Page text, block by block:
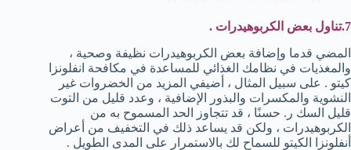
7.تناول
بعض الكربوهيدرات .
المضي قدما وإضافة بعض الكربوهيدرات نظيفة وصحية ،
والمغذيات في نظامك الغذائي للمساعدة في مكافحة انفلونزا
كيتو . على سبيل المثال ، أضيفي المزيد من الخضروات غير
النشوية والمكسرات والبذور الإضافية ، وعدد قليل من التوت
قليل السك ر. حسنًا ، قد تتجاوز الحد المسموح به من
الكربوهيدرات ، ولكن قد يساعد ذلك في التخفيف من أعراض
أنفلونزا الكيتو للسماح لك بالاستمرار على المدى الطويل .